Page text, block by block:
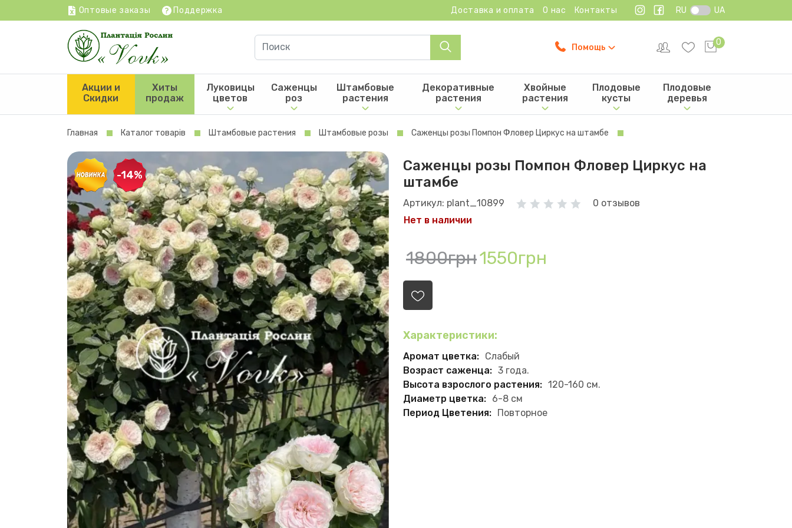
Оптовые заказы Поддержка Доставка и оплата О нас Контакты RU UA
Помощь
0
Акции и
Скидки
Хиты
продаж
Луковицы
цветов
Саженцы
роз
Штамбовые
растения
Декоративные
растения
Хвойные
растения
Плодовые
кусты
Плодовые
деревья
Главная Каталог товарів Штамбовые растения Штамбовые розы Саженцы розы Помпон Фловер Циркус на штамбе
-14%
Саженцы розы Помпон Фловер Циркус на
штамбе
Артикул: plant_10899
0 отзывов
Нет в наличии
1800грн1550грн
Характеристики:
Аромат цветка: Слабый
Возраст саженца: 3 года.
Высота взрослого растения: 120-160 см.
Диаметр цветка: 6-8 см
Период Цветения: Повторное